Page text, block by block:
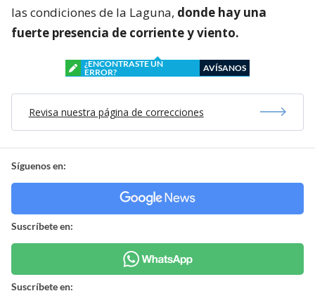
las condiciones de la Laguna, donde hay una
fuerte presencia de corriente y viento.
¿ENCONTRASTE UN
ERROR?
AVÍSANOS
Revisa nuestra página de correcciones
Síguenos en:
Suscríbete en:
Suscríbete en: